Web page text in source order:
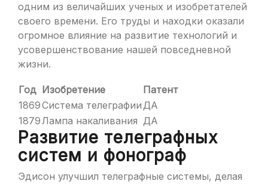
одним из величайших ученых и изобретателей
своего времени. Его труды и находки оказали
огромное влияние на развитие технологий и
усовершенствование нашей повседневной
жизни.
Год Изобретение
Патент
1869Система телеграфииДА
1879Лампа накаливания ДА
Развитие телеграфных
систем и фонограф
Эдисон улучшил телеграфные системы, делая